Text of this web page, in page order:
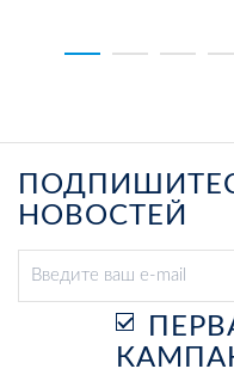
НОВОСТЕЙ